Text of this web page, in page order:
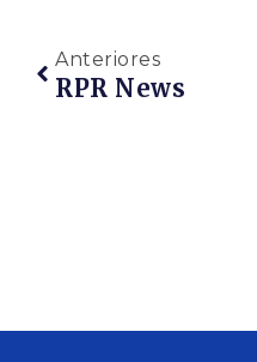
Anteriores
RPR News